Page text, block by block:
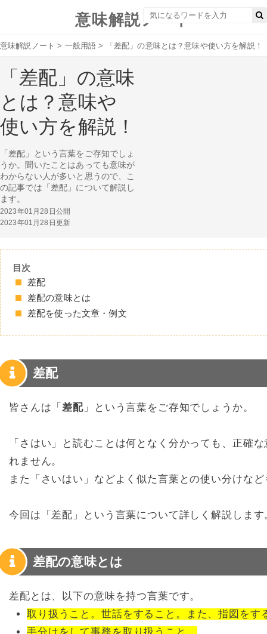
意味解説ノート
意味解説ノート > 一般用語 > 「差配」の意味とは？意味や使い方を解説！
「差配」の意味
とは？意味や
使い方を解説！
「差配」という言葉をご存知でしょ
うか。聞いたことはあっても意味が
わからない人が多いと思うので、こ
の記事では「差配」について解説し
ます。
2023年01月28日公開
2023年01月28日更新
目次
差配
差配の意味とは
差配を使った文章・例文
差配
皆さんは「差配」という言葉をご存知でしょうか。
「さはい」と読むことは何となく分かっても、正確
れません。
また「さいはい」などよく似た言葉との使い分けな
今回は「差配」という言葉について詳しく解説します
差配の意味とは
差配とは、以下の意味を持つ言葉です。
取り扱うこと。世話をすること。また、指図をす